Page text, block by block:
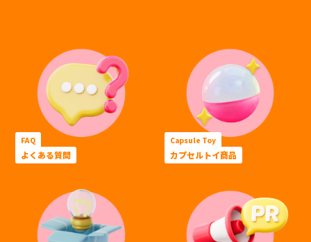
FAQ
よくある質問
Capsule Toy
カプセルトイ商品